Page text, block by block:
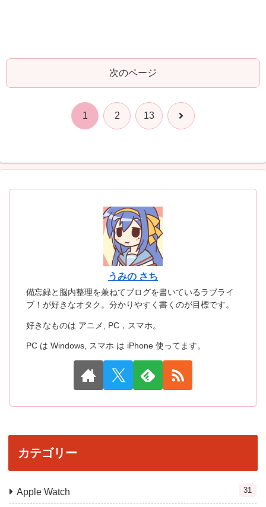
次のページ
1 2 13 次
うみの さち
備忘録と脳内整理を兼ねてブログを書いているラブライ
ブ！が好きなオタク。分かりやすく書くのが目標です。
好きなものは アニメ, PC，スマホ。
PC は Windows, スマホ は iPhone 使ってます。
カテゴリー
Apple Watch 31